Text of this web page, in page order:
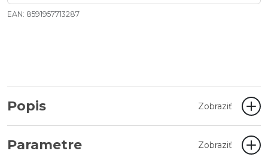
EAN: 8591957713287
Popis Zobraziť
Parametre Zobraziť